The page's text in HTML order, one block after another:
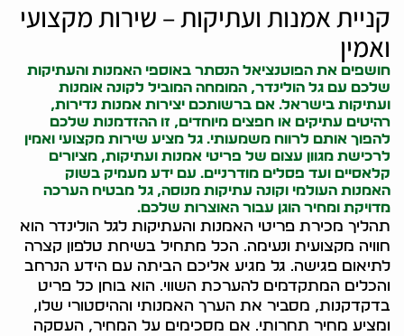
קניית אמנות ועתיקות – שירות מקצועי
ואמין
חושפים את הפוטנציאל הנסתר באוספי האמנות והעתיקות
שלכם עם גל הולינדר, המומחה המוביל לקונה אומנות
ועתיקות בישראל. אם ברשותכם יצירות אמנות נדירות,
רהיטים עתיקים או חפצים מיוחדים, זו ההזדמנות שלכם
להפוך אותם לרווח משמעותי. גל מציע שירות מקצועי ואמין
לרכישת מגוון עצום של פריטי אמנות ועתיקות, מציורים
קלאסיים ועד פסלים מודרניים. עם ידע מעמיק בשוק
האמנות העולמי וקונה עתיקות מנוסה, גל מבטיח הערכה
מדויקת ומחיר הוגן עבור האוצרות שלכם.
תהליך מכירת פריטי האמנות והעתיקות לגל הולינדר הוא
חוויה מקצועית ונעימה. הכל מתחיל בשיחת טלפון קצרה
לתיאום פגישה. גל מגיע אליכם הביתה עם הידע הנרחב
והכלים המתקדמים להערכת השווי. הוא בוחן כל פריט
בדקדקנות, מסביר את הערך האמנותי וההיסטורי שלו,
ומציע מחיר תחרותי. אם מסכימים על המחיר, העסקה